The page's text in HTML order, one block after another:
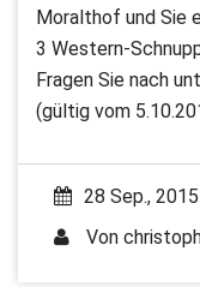
Moralthof und Sie
3 Western-
Fragen Sie nach
(gültig vom
28 Sep., 2015
Von